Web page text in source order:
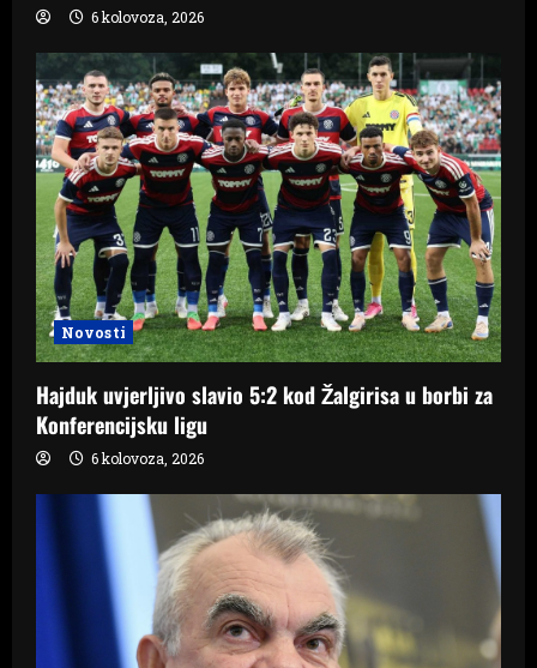
6 kolovoza, 2026
Novosti
Hajduk uvjerljivo slavio 5:2 kod Žalgirisa u borbi za
Konferencijsku ligu
6 kolovoza, 2026